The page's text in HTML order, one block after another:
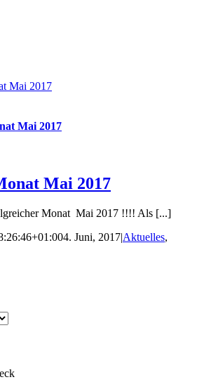
Mai 2017
Mai 2017
Mai 2017
Monat Mai 2017 !!!! Als [...]
4. Juni, 2017|Aktuelles,